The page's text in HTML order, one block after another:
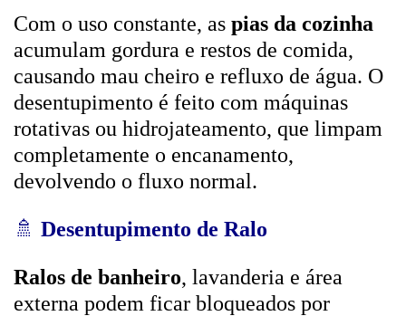
Com o uso constante, as pias da cozinha
acumulam gordura e restos de comida,
causando mau cheiro e refluxo de água. O
desentupimento é feito com máquinas
rotativas ou hidrojateamento, que limpam
completamente o encanamento,
devolvendo o fluxo normal.
🚿 Desentupimento de Ralo
Ralos de banheiro, lavanderia e área
externa podem ficar bloqueados por